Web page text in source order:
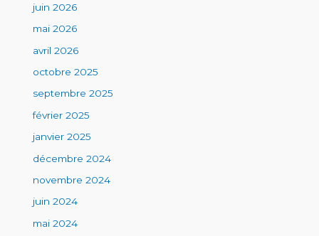
juin 2026
mai 2026
avril 2026
octobre 2025
septembre 2025
février 2025
janvier 2025
décembre 2024
novembre 2024
juin 2024
mai 2024